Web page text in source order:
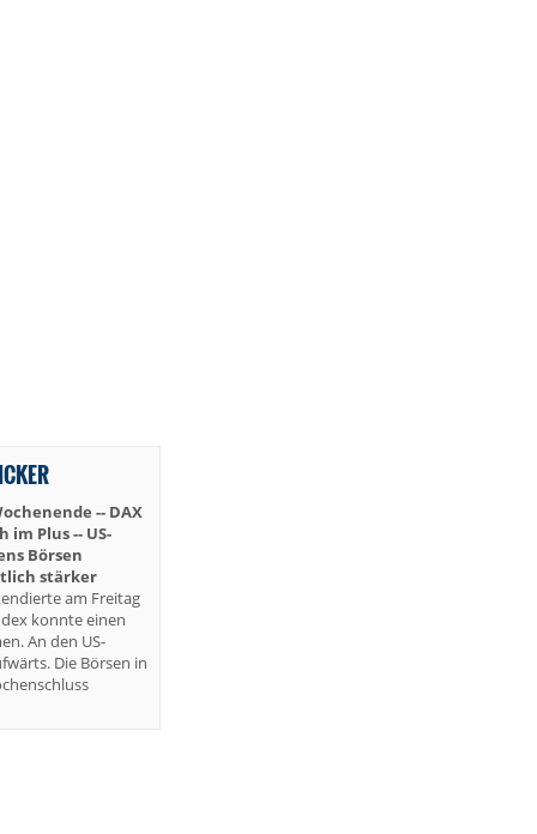
-- DAX
Plus -- US-
Börsen
stärker
am Freitag
konnte einen
An den US-
Die Börsen in